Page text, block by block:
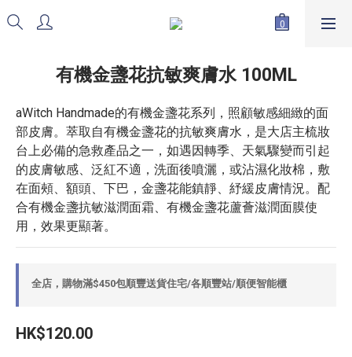
有機金盞花抗敏爽膚水 100ML
aWitch Handmade的有機金盞花系列，照顧敏感細緻的面
部皮膚。萃取自有機金盞花的抗敏爽膚水，是大店主梳妝
台上必備的急救產品之一，如遇因轉季、天氣驟變而引起
的皮膚敏感、泛紅不適，洗面後噴灑，或沾濕化妝棉，敷
在面頰、額頭、下巴，金盞花能鎮靜、紓緩皮膚情況。配
合有機金盞抗敏滋潤面霜、有機金盞花蘆薈滋潤面膜使
用，效果更顯著。
全店，購物滿$450包順豐送貨住宅/各順豐站/順便智能櫃
HK$120.00